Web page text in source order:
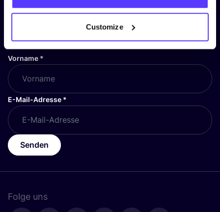
Customize
Abonniere unseren Newsletter
und bleibe auf dem Laufenden!
Vorname *
E-Mail-Adresse *
Senden
Folge uns